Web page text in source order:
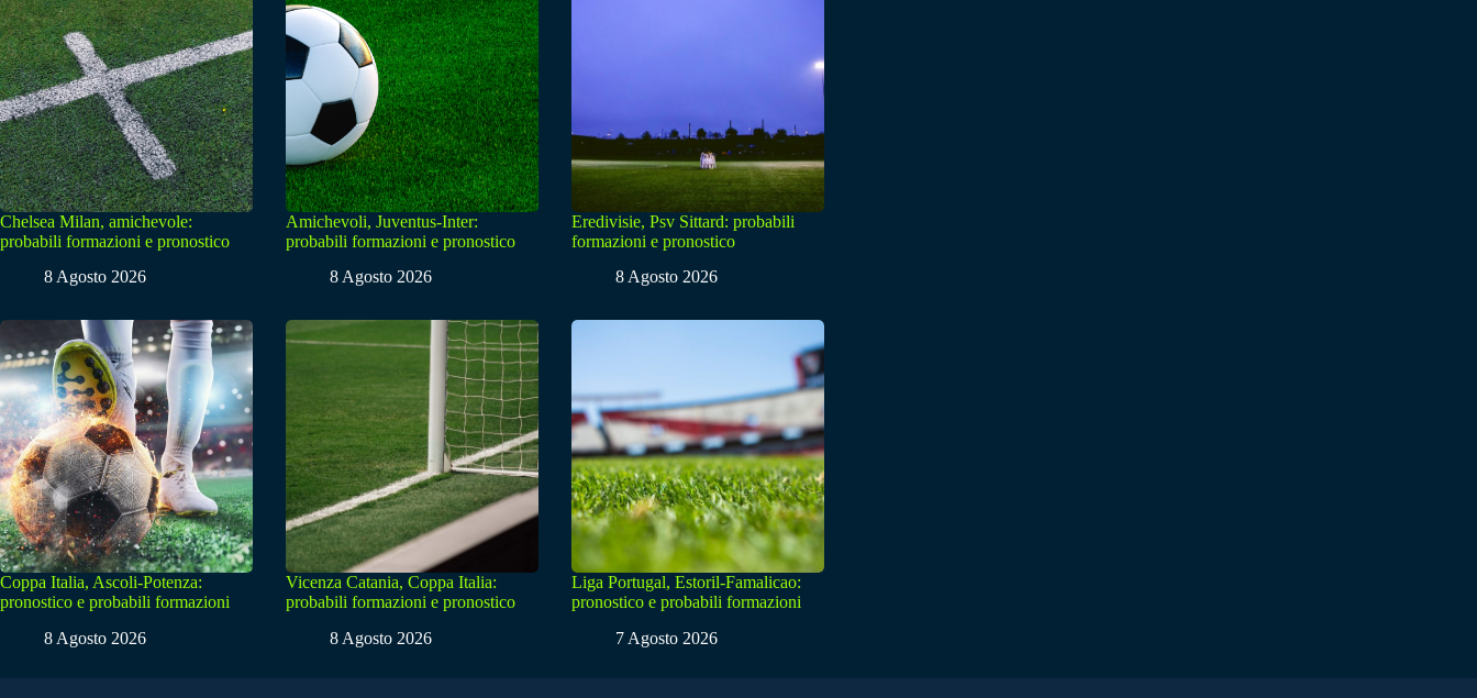
Chelsea Milan, amichevole:
probabili formazioni e pronostico
8 Agosto 2026
Amichevoli, Juventus-Inter:
probabili formazioni e pronostico
8 Agosto 2026
Eredivisie, Psv Sittard: probabili
formazioni e pronostico
8 Agosto 2026
Coppa Italia, Ascoli-Potenza:
pronostico e probabili formazioni
8 Agosto 2026
Vicenza Catania, Coppa Italia:
probabili formazioni e pronostico
8 Agosto 2026
Liga Portugal, Estoril-Famalicao:
pronostico e probabili formazioni
7 Agosto 2026